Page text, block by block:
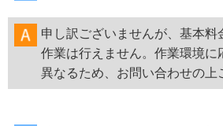
申し訳ございませんが、基本料
作業は行えません。作業環境に
異なるため、お問い合わせの上